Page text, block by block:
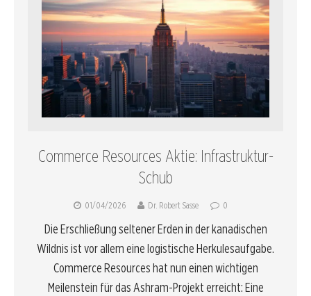
Commerce Resources Aktie: Infrastruktur-
Schub
01/04/2026 Dr. Robert Sasse 0
Die Erschließung seltener Erden in der kanadischen
Wildnis ist vor allem eine logistische Herkulesaufgabe.
Commerce Resources hat nun einen wichtigen
Meilenstein für das Ashram-Projekt erreicht: Eine